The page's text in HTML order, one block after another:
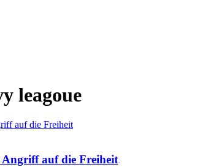
leagoue
Angriff auf die Freiheit